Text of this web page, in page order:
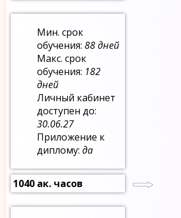
Мин. срок
обучения:88 дней
Макс. срок
обучения: 182
дней
Личный кабинет
доступен до:
30.06.27
Приложение к
диплому:да
1040 ак. часов